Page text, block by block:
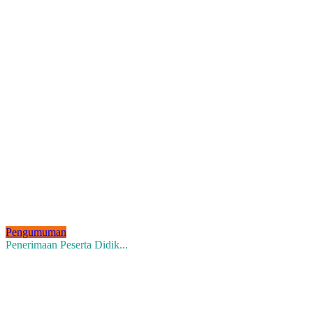
Pengumuman
Penerimaan Peserta Didik...